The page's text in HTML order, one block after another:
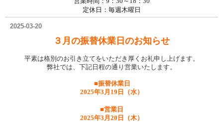
定休日：毎週木曜日
2025-03-20
３月の振替休業日のお知らせ
平素は格別のお引き立てをいただき厚くお礼申し上げます。
弊社では、下記日程の通り営業いたします。
■振替休業日
2025年3月19日（水）
■営業日
2025年3月20日（木）